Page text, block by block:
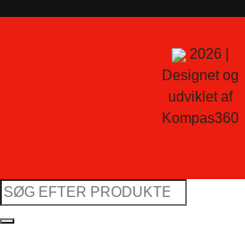
2026 |
Designet og
udviklet af
Kompas360
Søg
efter: